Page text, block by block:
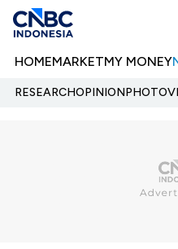
HOMEMARKETMY MONEY
RESEARCHOPINIONPHOTO